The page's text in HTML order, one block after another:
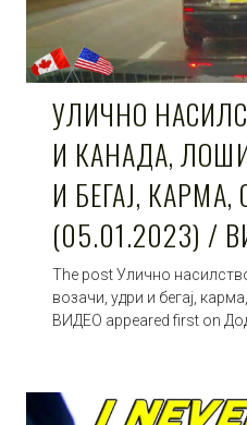
УЛИЧНО
И КАНАДА,
И БЕГАЈ,
(05.01.2023) /
The post Улично
возачи, удри и бегај,
ВИДЕО appeared first on